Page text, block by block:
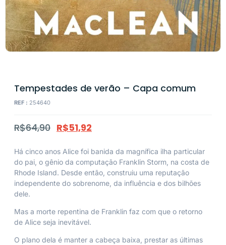
Tempestades de verão – Capa comum
REF : 254640
R$64,90 R$51,92
Há cinco anos Alice foi banida da magnífica ilha particular
do pai, o gênio da computação Franklin Storm, na costa de
Rhode Island. Desde então, construiu uma reputação
independente do sobrenome, da influência e dos bilhões
dele.
Mas a morte repentina de Franklin faz com que o retorno
de Alice seja inevitável.
O plano dela é manter a cabeça baixa, prestar as últimas